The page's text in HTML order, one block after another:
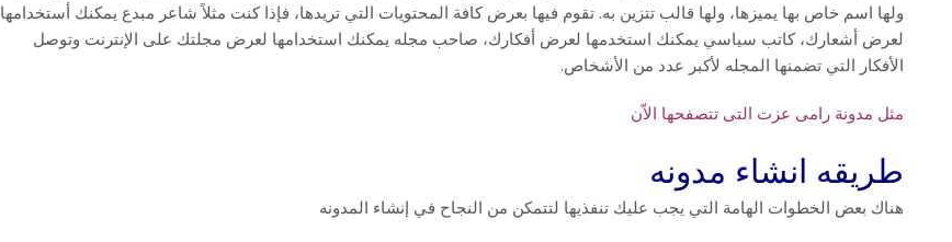
ولها اسم خاص بها يميزها، ولها قالب تتزين به. تقوم فيها بعرض كافة المحتويات التي تريدها، فإذا كنت مثلاً شاعر مبدع يمكنك أستخدامها
لعرض أشعارك، كاتب سياسي يمكنك استخدمها لعرض أفكارك، صاحب مجله يمكنك استخدامها لعرض مجلتك على الإنترنت وتوصل
الأفكار التي تضمنها المجله لأكبر عدد من الأشخاص.
مثل مدونة رامى عزت التى تتصفحها الاّن
طريقه انشاء مدونه
هناك بعض الخطوات الهامة التي يجب عليك تنفذيها لتتمكن من النجاح في إنشاء المدونه